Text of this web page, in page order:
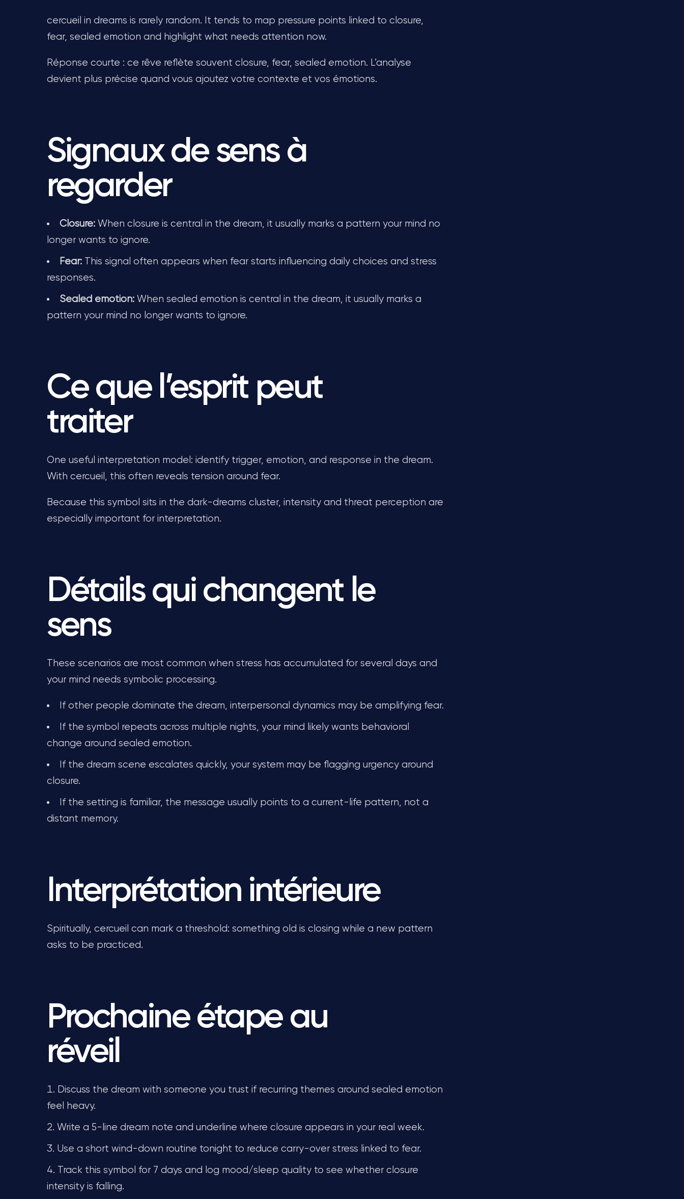
cercueil in dreams is rarely random. It tends to map pressure points linked to closure,
fear, sealed emotion and highlight what needs attention now.
Réponse courte : ce rêve reflète souvent closure, fear, sealed emotion. L’analyse
devient plus précise quand vous ajoutez votre contexte et vos émotions.
Signaux de sens à
regarder
Closure: When closure is central in the dream, it usually marks a pattern your mind no
longer wants to ignore.
Fear: This signal often appears when fear starts influencing daily choices and stress
responses.
Sealed emotion: When sealed emotion is central in the dream, it usually marks a
pattern your mind no longer wants to ignore.
Ce que l’esprit peut
traiter
One useful interpretation model: identify trigger, emotion, and response in the dream.
With cercueil, this often reveals tension around fear.
Because this symbol sits in the dark-dreams cluster, intensity and threat perception are
especially important for interpretation.
Détails qui changent le
sens
These scenarios are most common when stress has accumulated for several days and
your mind needs symbolic processing.
If other people dominate the dream, interpersonal dynamics may be amplifying fear.
If the symbol repeats across multiple nights, your mind likely wants behavioral
change around sealed emotion.
If the dream scene escalates quickly, your system may be flagging urgency around
closure.
If the setting is familiar, the message usually points to a current-life pattern, not a
distant memory.
Interprétation intérieure
Spiritually, cercueil can mark a threshold: something old is closing while a new pattern
asks to be practiced.
Prochaine étape au
réveil
Discuss the dream with someone you trust if recurring themes around sealed emotion
feel heavy.
Write a 5-line dream note and underline where closure appears in your real week.
Use a short wind-down routine tonight to reduce carry-over stress linked to fear.
Track this symbol for 7 days and log mood/sleep quality to see whether closure
intensity is falling.